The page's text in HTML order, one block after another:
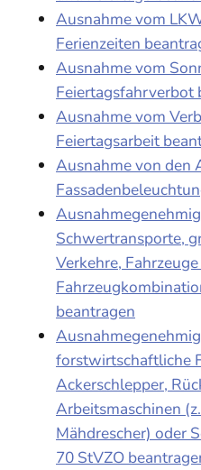
Ausnahme vom
Ferienzeiten
Ausnahme vom
Feiertagsfahrverbot
Ausnahme vom
Feiertagsarbeit
Ausnahme von den
Schwertransporte,
Verkehre,
beantragen
forstwirtschaftliche
Ackerschlepper,
Arbeitsmaschinen
Mähdrescher) oder
70 StVZO